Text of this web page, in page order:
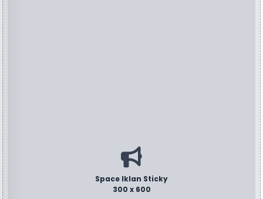
Space Iklan Sticky
300 x 600